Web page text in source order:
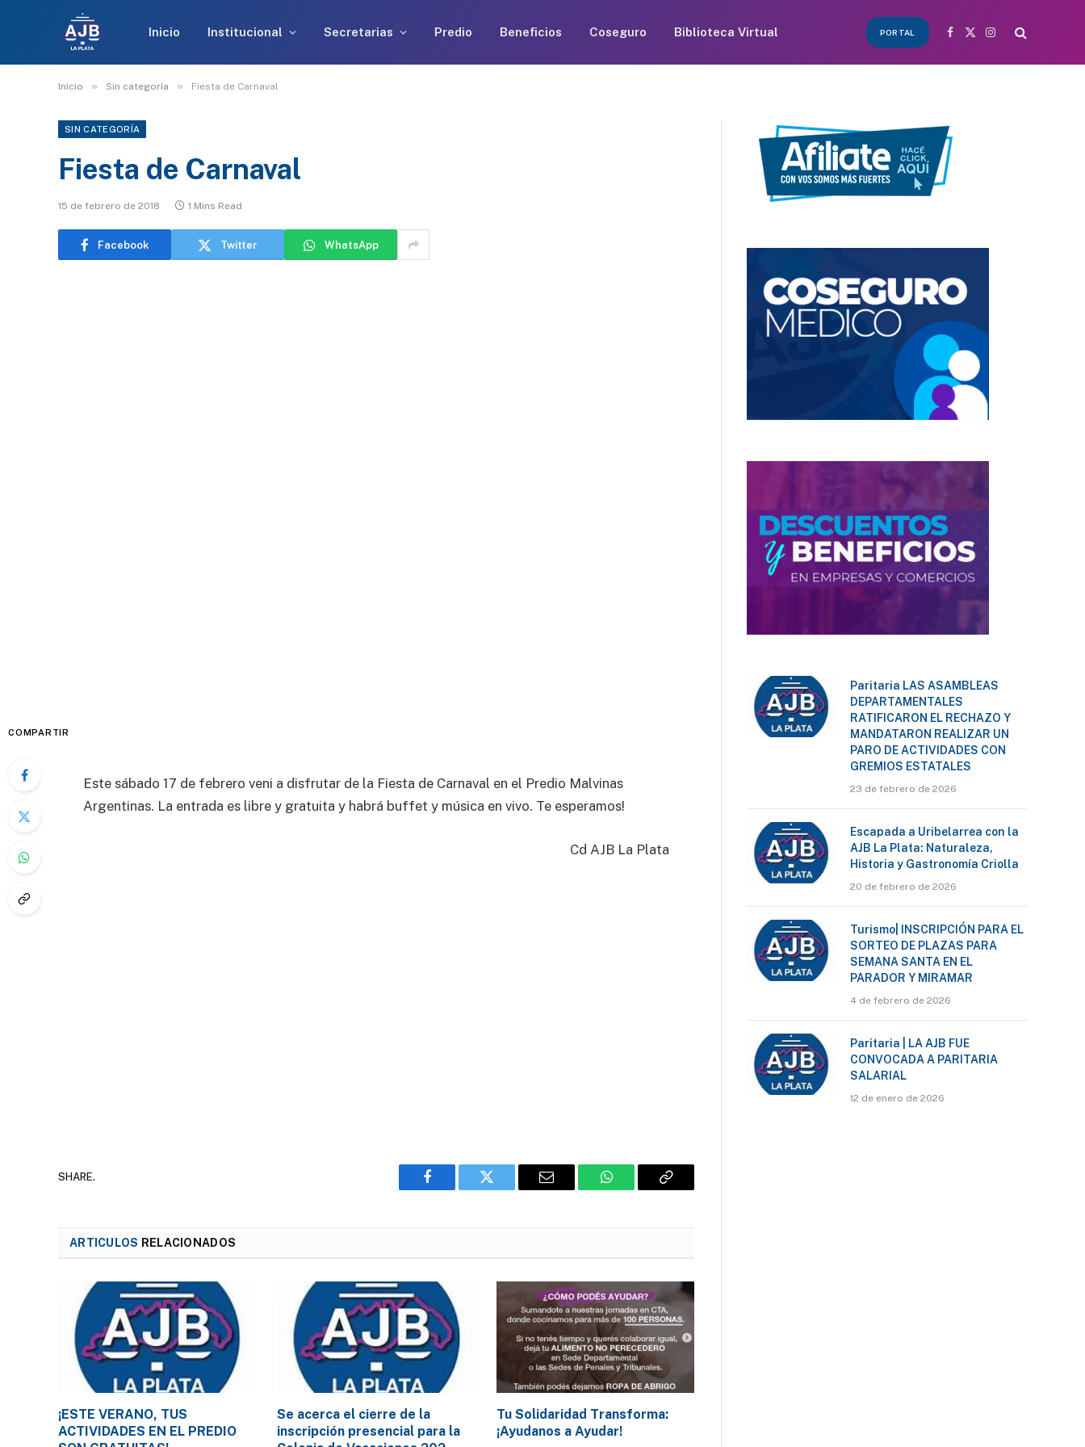
Inicio Institucional Secretarias Predio Beneficios Coseguro Biblioteca Virtual PORTAL
Facebook
X
Instagram
Inicio » Sin categoría » Fiesta de Carnaval
SIN CATEGORÍA
Fiesta de Carnaval
15 de febrero de 2018 1 Mins Read
Facebook Twitter WhatsApp
COMPARTIR
Este sábado 17 de febrero veni a disfrutar de la Fiesta de Carnaval en el Predio Malvinas
Argentinas. La entrada es libre y gratuita y habrá buffet y música en vivo. Te esperamos!
Cd AJB La Plata
SHARE.
Facebook Twitter Email WhatsAppCopy
ARTICULOS RELACIONADOS
¡ESTE VERANO, TUS
ACTIVIDADES EN EL PREDIO
Se acerca el cierre de la
inscripción presencial para la
Tu Solidaridad Transforma:
¡Ayudanos a Ayudar!
Paritaria LAS ASAMBLEAS
DEPARTAMENTALES
RATIFICARON EL RECHAZO Y
MANDATARON REALIZAR UN
PARO DE ACTIVIDADES CON
GREMIOS ESTATALES
23 de febrero de 2026
Escapada a Uribelarrea con la
AJB La Plata: Naturaleza,
Historia y Gastronomía Criolla
20 de febrero de 2026
Turismo| INSCRIPCIÓN PARA EL
SORTEO DE PLAZAS PARA
SEMANA SANTA EN EL
PARADOR Y MIRAMAR
4 de febrero de 2026
Paritaria | LA AJB FUE
CONVOCADA A PARITARIA
SALARIAL
12 de enero de 2026